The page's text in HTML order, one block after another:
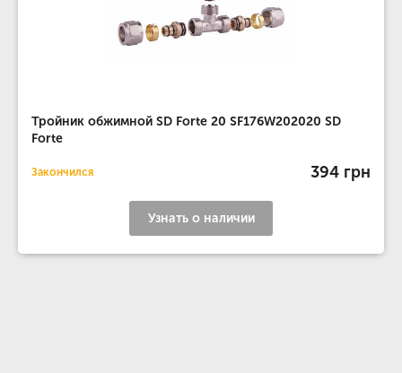
Тройник обжимной SD Forte 20 SF176W202020 SD
Forte
Закончился 394 грн
Узнать о наличии